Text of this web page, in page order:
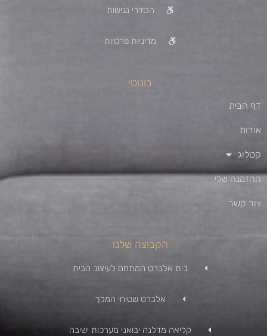
הסדרי נגישות
מדיניות פרטיות
בונוטי
דף הבית
אודות
קטלוג
ההזמנה שלי
צור קשר
הקבוצה שלנו
בית אלברט המתחם לעיצוב הבית
אלברט שטיחי המלך
קליאה מדלנה יבואני מערכות ישיבה